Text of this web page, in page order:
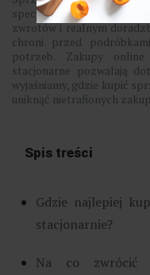
specjalistycznym z
zwrotów i realnym
chroni przed
potrzeb. Zakupy
stacjonarne pozwalają
wyjaśniamy, gdzie kupić
uniknąć nietrafionych
Spis treści
Gdzie najlepiej
stacjonarnie?
Na co zwrócić